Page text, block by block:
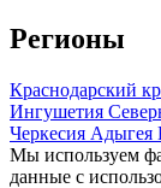
Регионы
Краснодарский
Ингушетия
Черкесия Адыгея
Мы используем
данные с